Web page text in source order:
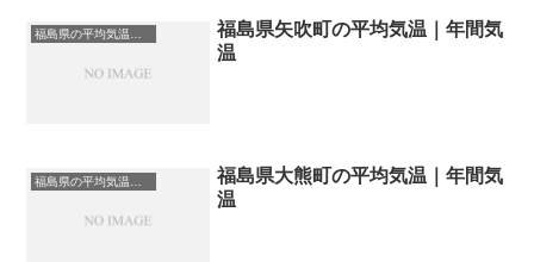
福島県矢吹町の平均気温｜年間気
温
福島県大熊町の平均気温｜年間気
温